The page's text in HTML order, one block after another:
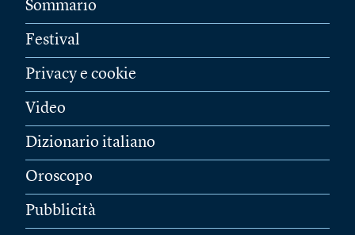
Sommario
Festival
Privacy e cookie
Video
Dizionario italiano
Oroscopo
Pubblicità